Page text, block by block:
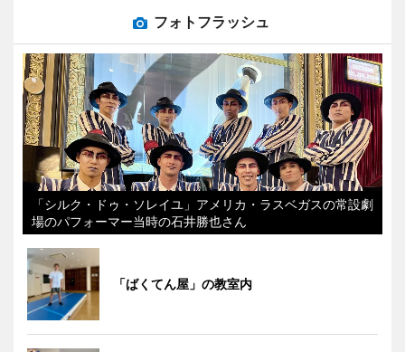
フォトフラッシュ
「シルク・ドゥ・ソレイユ」アメリカ・ラスベガスの常設劇
場のパフォーマー当時の石井勝也さん
「ばくてん屋」の教室内